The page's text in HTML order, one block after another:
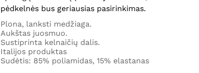
pėdkelnės bus geriausias pasirinkimas.
Plona, ​​lanksti medžiaga.
Aukštas juosmuo.
Sustiprinta kelnaičių dalis.
Italijos produktas
Sudėtis: 85% poliamidas, 15% elastanas